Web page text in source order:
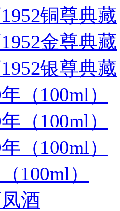
铜尊典藏
金尊典藏
银尊典藏
（100ml）
（100ml）
（100ml）
100ml）
酒